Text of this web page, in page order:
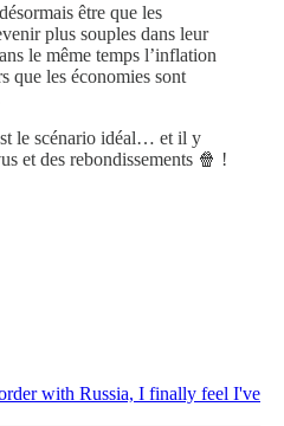
être que les
plus souples dans leur
le même temps l’inflation
que les économies sont
le scénario idéal… et il y
et des rebondissements 🍿 !
with Russia, I finally feel I've